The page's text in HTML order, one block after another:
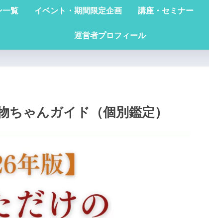
一覧 イベント・期間限定企画 講座・セミナー
運営者プロフィール
ちゃんガイド（個別鑑定）